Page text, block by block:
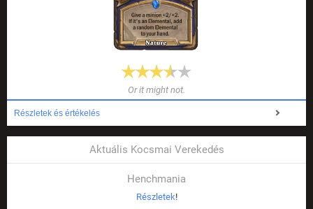
Or it might not.
Részletek és értékelés
Aktuális Kocsmai Verekedés
Henchmania
Részletek!